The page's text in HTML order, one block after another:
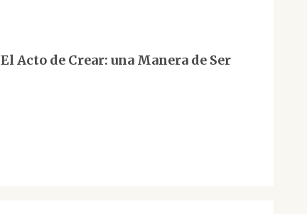
El Acto de Crear: una Manera de Ser